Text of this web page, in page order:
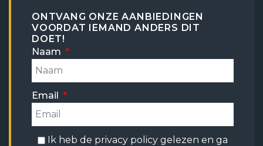
ONTVANG ONZE AANBIEDINGEN
VOORDAT IEMAND ANDERS DIT
DOET!
Naam
Email
Ik heb de privacy policy gelezen en ga